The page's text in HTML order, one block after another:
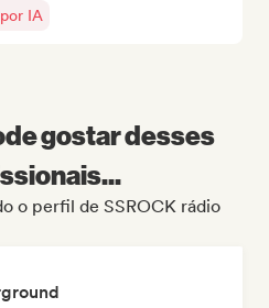
IA
gostar desses
o perfil de SSROCK rádio